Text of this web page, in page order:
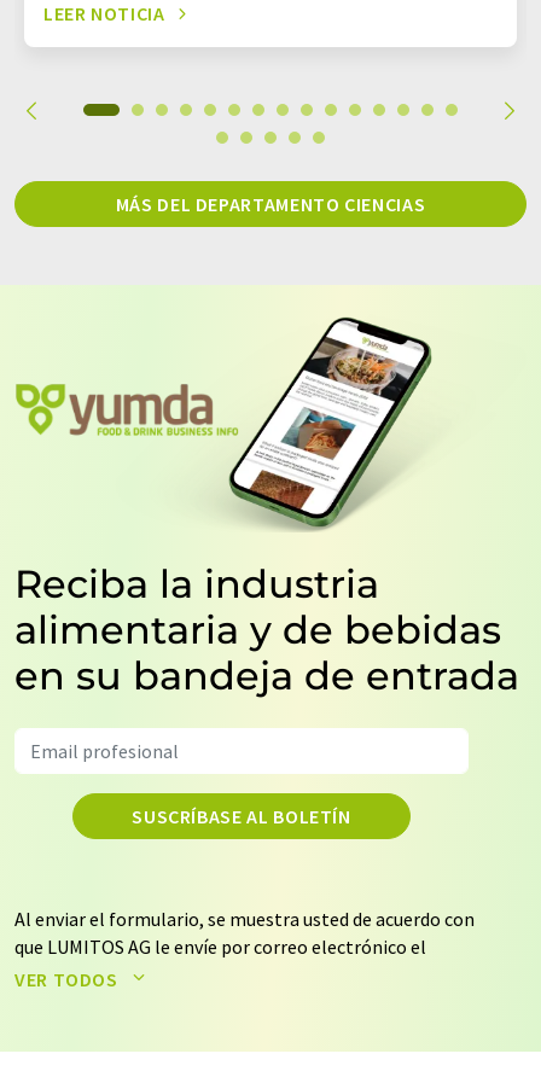
LEER NOTICIA
MÁS DEL DEPARTAMENTO CIENCIAS
Reciba la industria
alimentaria y de bebidas
en su bandeja de entrada
SUSCRÍBASE AL BOLETÍN
Al enviar el formulario, se muestra usted de acuerdo con
que LUMITOS AG le envíe por correo electrónico el
boletín o boletines seleccionados anteriormente. Sus
de nuestrapolítica de protección de datos. LUMITOS
VER TODOS